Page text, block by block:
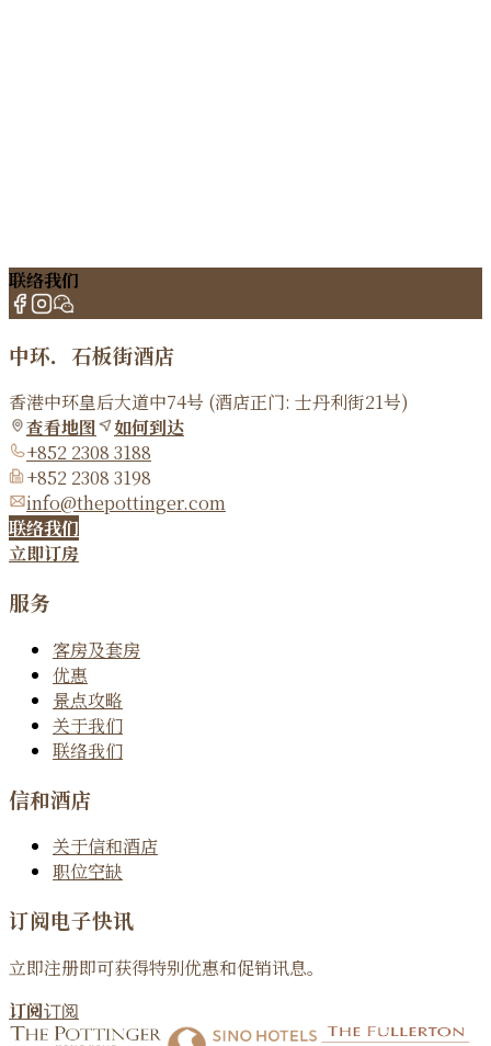
联络我们
中环．石板街酒店
香港中环皇后大道中74号 (酒店正门: 士丹利街21号)
查看地图
如何到达
+852 2308 3188
+852 2308 3198
info@thepottinger.com
联络我们
立即订房
服务
客房及套房
优惠
景点攻略
关于我们
联络我们
信和酒店
关于信和酒店
职位空缺
订阅电子快讯
立即注册即可获得特别优惠和促销讯息。
订阅订阅